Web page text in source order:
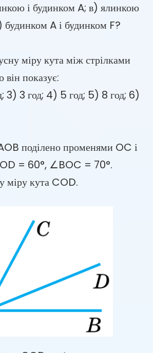
і будинком A; в) ялинкою
будинком A і будинком F?
міру кута між стрілками
показує:
3) 3 год; 4) 5 год; 5) 8 год; 6)
поділено променями OC і
= 60°, ∠BOC = 70°.
міру кута COD.